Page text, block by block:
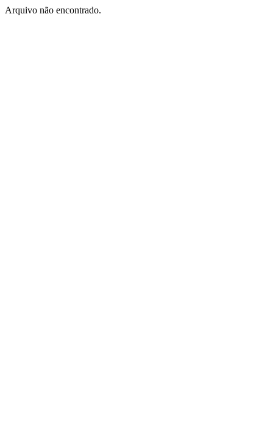
Arquivo não encontrado.